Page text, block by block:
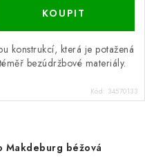
konstrukcí, která je potažená
bezúdržbové materiály.
Kód: 34570133
Makdeburg béžová